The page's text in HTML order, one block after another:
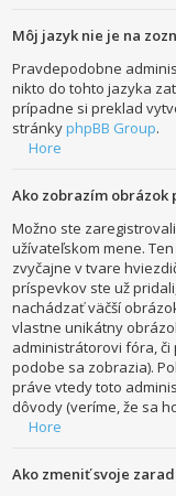
Môj jazyk nie je na
Pravdepodobne
nikto do tohto jazyka
prípadne si preklad
stránkyphpBB Group.
Hore
Ako zobrazím obrázok
Možno ste
užívateľskom mene.
zvyčajne v tvare
príspevkov ste už
nachádzať väčší
vlastne unikátny
administrátorovi fóra, či
podobe sa zobrazia).
práve vtedy toto
dôvody (veríme, že sa
Hore
Ako zmeniť svoje